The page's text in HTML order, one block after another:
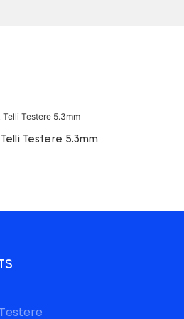
Telli Testere 5.3mm